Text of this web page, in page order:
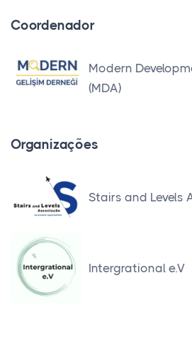
Coordenador
Modern
(MDA)
Organizações
Stairs and Levels
Intergrational e.V